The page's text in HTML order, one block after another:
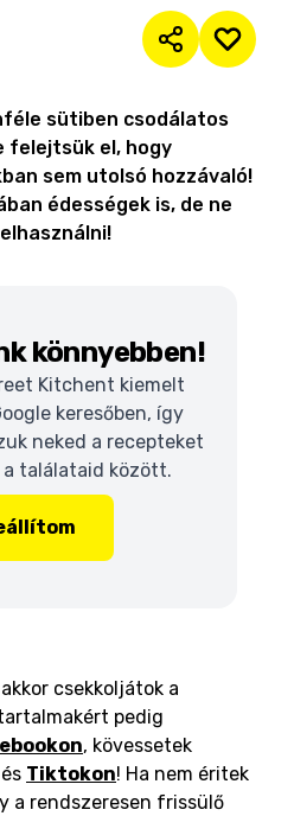
sütiben csodálatos
felejtsük el, hogy
sem utolsó hozzávaló!
édességek is, de ne
könnyebben!
Kitchent kiemelt
keresőben, így
neked a recepteket
a találataid között.
csekkoljátok a
pedig
, kövessetek
és Tiktokon! Ha nem éritek
a rendszeresen frissülő